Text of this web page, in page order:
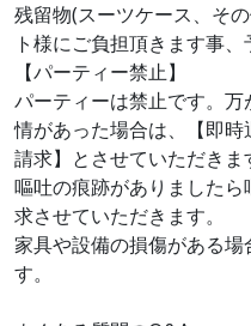
残留物(スーツケース、そ
ト様にご負担頂きます事、
【パーティー禁止】
パーティーは禁止です。
情があった場合は、【即
請求】とさせていただきま
嘔吐の痕跡がありました
求させていただきます。
家具や設備の損傷がある
す。